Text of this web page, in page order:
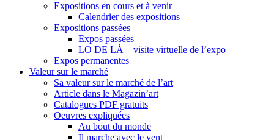
Expositions en cours et à venir
Calendrier des expositions
Expositions passées
Expos passées
LO DE LÀ – visite virtuelle de l’expo
Expos permanentes
Valeur sur le marché
Sa valeur sur le marché de l’art
Article dans le Magazin’art
Catalogues PDF gratuits
Oeuvres expliquées
Au bout du monde
Il marche avec le vent